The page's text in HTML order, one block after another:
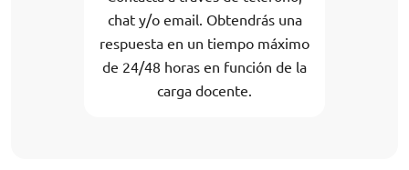
chat y/o email. Obtendrás una
respuesta en un tiempo máximo
de 24/48 horas en función de la
carga docente.